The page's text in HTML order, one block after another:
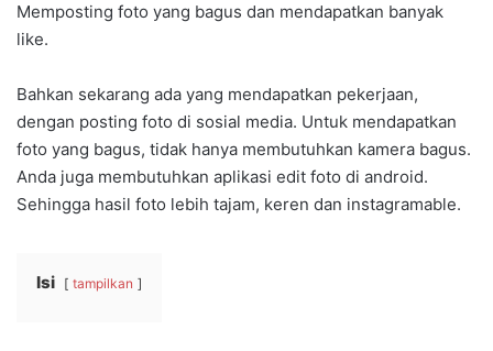
Memposting foto yang bagus dan mendapatkan banyak
like.
Bahkan sekarang ada yang mendapatkan pekerjaan,
dengan posting foto di sosial media. Untuk mendapatkan
foto yang bagus, tidak hanya membutuhkan kamera bagus.
Anda juga membutuhkan aplikasi edit foto di android.
Sehingga hasil foto lebih tajam, keren dan instagramable.
Isi tampilkan